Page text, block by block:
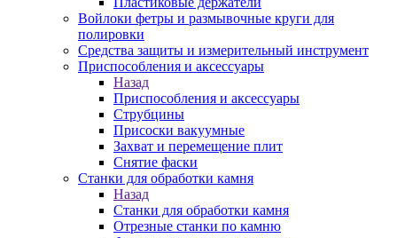
Войлоки фетры и размывочные круги для
полировки
Средства защиты и измерительный инструмент
Приспособления и аксессуары
Назад
Приспособления и аксессуары
Струбцины
Присоски вакуумные
Захват и перемещение плит
Снятие фаски
Станки для обработки камня
Назад
Станки для обработки камня
Отрезные станки по камню